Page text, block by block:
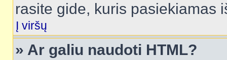
rasite gide, kuris pasiekiamas
Į viršų
» Ar galiu naudoti HTML?